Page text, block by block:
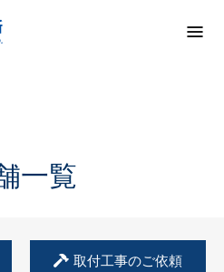
一覧
取付工事のご依頼